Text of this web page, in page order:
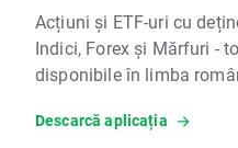
Acțiuni și ETF-uri cu
Indici, Forex și Mărfuri -
disponibile în limba
Descarcă aplicația